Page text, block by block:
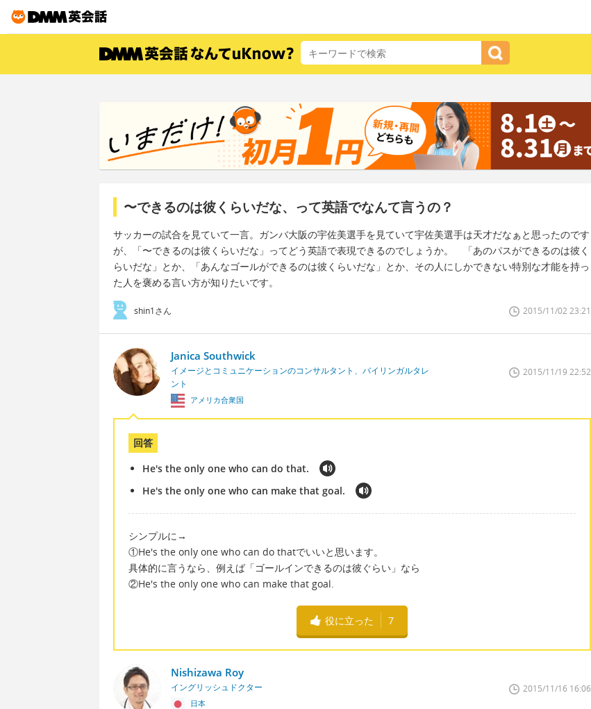
〜できるのは彼くらいだな、って英語でなんて言うの？
サッカーの試合を見ていて一言。ガンバ大阪の宇佐美選手を見ていて宇佐美選手は天才だなぁと思ったのです
が、「〜できるのは彼くらいだな」ってどう英語で表現できるのでしょうか。 「あのパスができるのは彼く
らいだな」とか、「あんなゴールができるのは彼くらいだな」とか、その人にしかできない特別な才能を持っ
た人を褒める言い方が知りたいです。
shin1さん 2015/11/02 23:21
Janica Southwick
イメージとコミュニケーションのコンサルタント、バイリンガルタレ
ント
アメリカ合衆国
2015/11/19 22:52
回答
He's the only one who can do that.
He's the only one who can make that goal.
シンプルに→
①He's the only one who can do thatでいいと思います。
具体的に言うなら、例えば「ゴールインできるのは彼ぐらい」なら
②He's the only one who can make that goal.
役に立った 7
Nishizawa Roy
イングリッシュドクター
日本
2015/11/16 16:06